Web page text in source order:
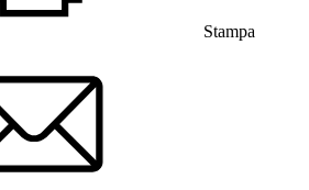
Stampa